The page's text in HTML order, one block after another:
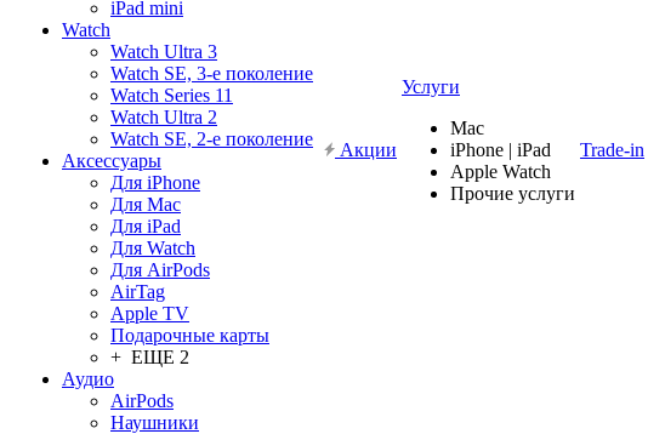
iPad mini
Watch
Watch Ultra 3
Watch SE, 3-е поколение
Watch Series 11
Watch Ultra 2
Watch SE, 2-е поколение
Аксессуары
Для iPhone
Для Mac
Для iPad
Для Watch
Для AirPods
AirTag
Apple TV
Подарочные карты
+ ЕЩЕ 2
Аудио
AirPods
Наушники
Акции
Услуги
Mac
iPhone | iPad
Apple Watch
Прочие услуги
Trade-in